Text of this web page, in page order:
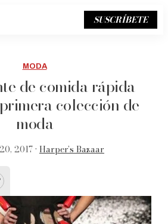
SUSCRÍBETE
MODA
de comida rápida
colección de
moda
2017 • Harper’s Bazaar